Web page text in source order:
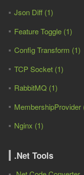
Json Diff (1)
Feature Toggle (1)
Config Transform (1)
TCP Socket (1)
RabbitMQ (1)
MembershipProvider
Nginx (1)
.Net Tools